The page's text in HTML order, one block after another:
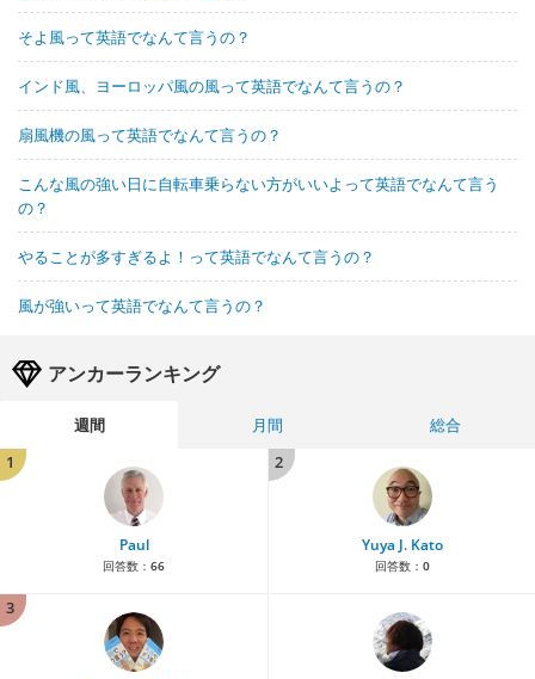
そよ風って英語でなんて言うの？
インド風、ヨーロッパ風の風って英語でなんて言うの？
扇風機の風って英語でなんて言うの？
こんな風の強い日に自転車乗らない方がいいよって英語でなんて言う
の？
やることが多すぎるよ！って英語でなんて言うの？
風が強いって英語でなんて言うの？
アンカーランキング
週間 月間
総合
1
Paul
回答数： 66
2
Yuya J. Kato
回答数： 0
3